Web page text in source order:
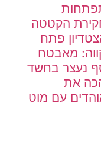
הקטטה
פתח
מאבטח
נעצר בחשד
את
עם מוט